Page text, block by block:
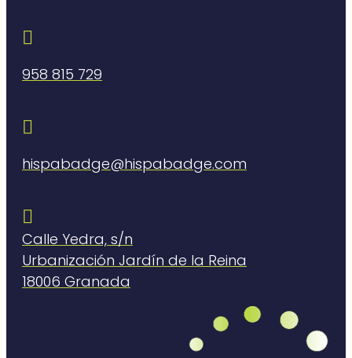

958 815 729

hispabadge@hispabadge.com

Calle Yedra, s/n
Urbanización Jardín de la Reina
18006 Granada